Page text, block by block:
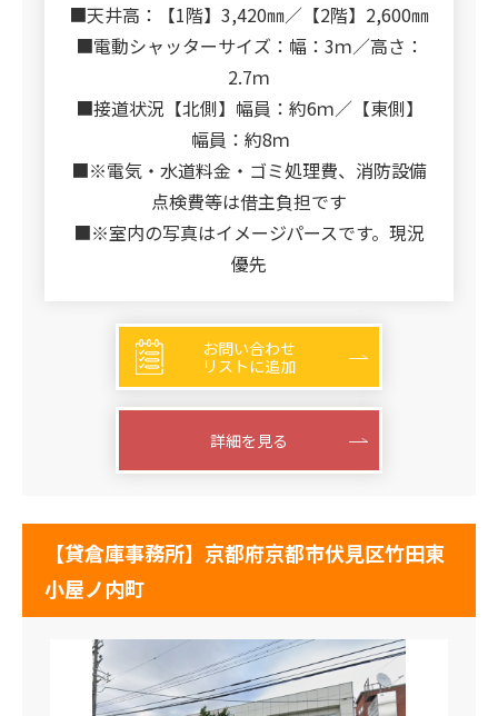
■天井高：【1階】3,420㎜／【2階】2,600㎜
■電動シャッターサイズ：幅：3ｍ／高さ：
2.7ｍ
■接道状況【北側】幅員：約6ｍ／【東側】
幅員：約8ｍ
■※電気・水道料金・ゴミ処理費、消防設備
点検費等は借主負担です
■※室内の写真はイメージパースです。現況
優先
お問い合わせ
リストに追加
詳細を見る
【貸倉庫事務所】京都府京都市伏見区竹田東
小屋ノ内町